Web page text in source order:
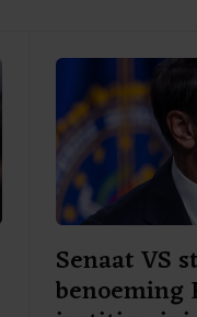
Senaat VS
benoeming